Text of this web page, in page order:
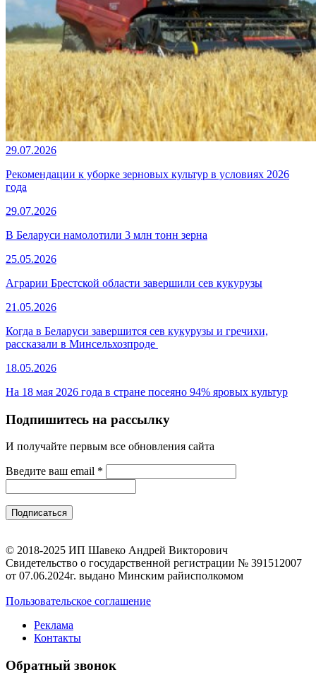
29.07.2026
Рекомендации к уборке зерновых культур в условиях 2026
года
29.07.2026
В Беларуси намолотили 3 млн тонн зерна
25.05.2026
Аграрии Брестской области завершили сев кукурузы
21.05.2026
Когда в Беларуси завершится сев кукурузы и гречихи,
рассказали в Минсельхозпроде
18.05.2026
На 18 мая 2026 года в стране посеяно 94% яровых культур
Подпишитесь на рассылку
И получайте первым все обновления сайта
Введите ваш email *
© 2018-2025 ИП Шавеко Андрей Викторович
Свидетельство о государственной регистрации № 391512007
от 07.06.2024г. выдано Минским райисполкомом
Пользовательское соглашение
Реклама
Контакты
Обратный звонок